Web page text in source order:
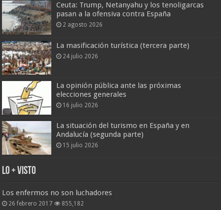
Ceuta: Trump, Netanyahu y los tenoligarcas
pasan a la ofensiva contra España
2 agosto 2026
La masificación turística (tercera parte)
24 julio 2026
La opinión pública ante las próximas
elecciones generales
16 julio 2026
La situación del turismo en España y en
Andalucía (segunda parte)
15 julio 2026
Lo + Visto
Los enfermos no son luchadores
26 febrero 2017 855,182